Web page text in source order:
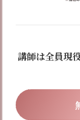
講師は全員現